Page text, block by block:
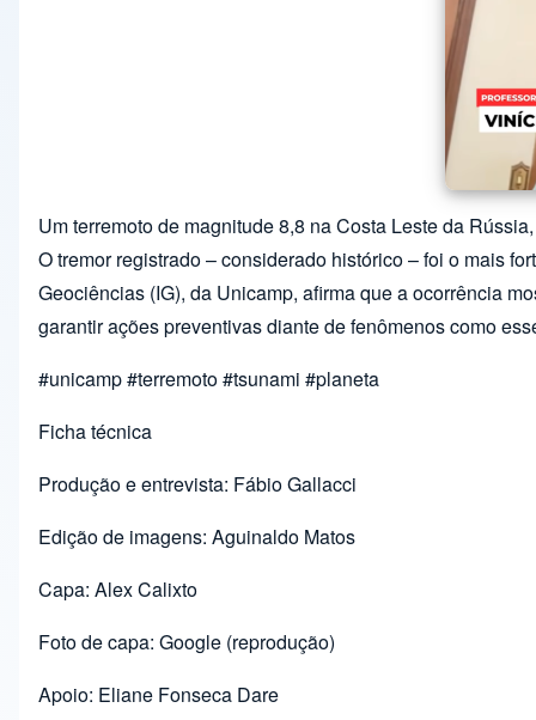
Um terremoto de magnitude 8,8 na Costa Leste da
O tremor registrado – considerado histórico – foi o mais
Geociências (IG), da Unicamp, afirma que a ocorrência
garantir ações preventivas diante de fenômenos como
#unicamp #terremoto #tsunami #planeta
Ficha técnica
Produção e entrevista: Fábio Gallacci
Edição de imagens: Aguinaldo Matos
Capa: Alex Calixto
Foto de capa: Google (reprodução)
Apoio: Eliane Fonseca Dare